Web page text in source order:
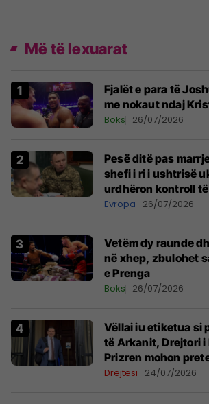
Më të lexuarat
Fjalët e para të
me nokaut ndaj
Boks 26/07/2026
Pesë ditë pas
shefi i ri i ushtrisë
urdhëron kontroll
Evropa 26/07/2026
Vetëm dy raunde
në xhep, zbulohet
e Prenga
Boks 26/07/2026
Vëllai iu etiketua si
të Arkanit, Drejtori i
Prizren mohon
Drejtësi 24/07/2026